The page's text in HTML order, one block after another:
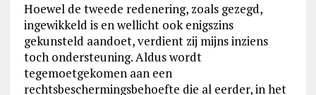
Hoewel de tweede redenering, zoals gezegd,
ingewikkeld is en wellicht ook enigszins
gekunsteld aandoet, verdient zij mijns inziens
toch ondersteuning. Aldus wordt
tegemoetgekomen aan een
rechtsbeschermingsbehoefte die al eerder, in het